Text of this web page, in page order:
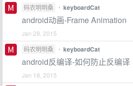
码农明明桑
• keyboardCat
android动画-Frame Animation
Jan 28, 2015
码农明明桑
• keyboardCat
android反编译-如何防止反编译
Jan 18, 2015